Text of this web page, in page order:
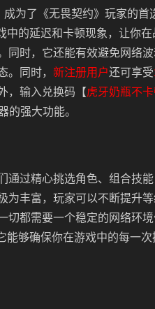
为了《无畏契约》玩家的首
的延迟和卡顿现象，让你在
同时，它还能有效避免网络
同时， 新注册用户还可享受
，输入兑换码【虎牙奶瓶不
的强大功能。
通过精心挑选角色、组合技
丰富，玩家可以不断提升等
切都需要一个稳定的网络环
能够确保你在游戏中的每一次